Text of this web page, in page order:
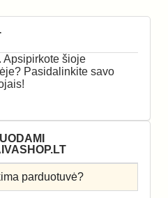
Apsipirkote šioje
Pasidalinkite savo
parduotuvė?